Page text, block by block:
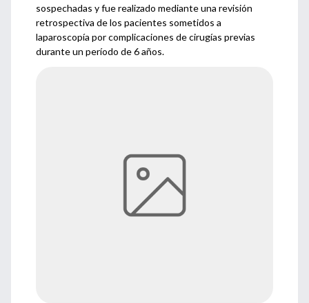
sospechadas y fue realizado mediante una revisión
retrospectiva de los pacientes sometidos a
laparoscopía por complicaciones de cirugías previas
durante un período de 6 años.